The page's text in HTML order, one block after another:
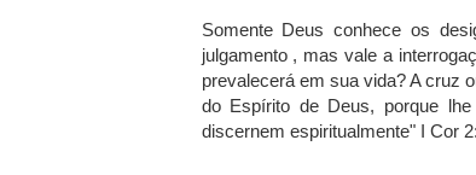
Somente Deus conhece os
julgamento , mas vale a
prevalecerá em sua vida? A cruz
do Espírito de Deus, porque
discernem espiritualmente" I Cor